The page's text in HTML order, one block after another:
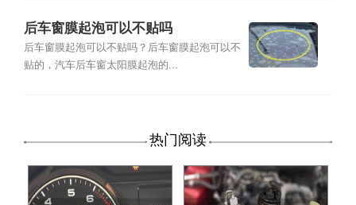
后车窗膜起泡可以不贴吗
后车窗膜起泡可以不贴吗？后车窗膜起泡可以不
贴的，汽车后车窗太阳膜起泡的...
热门阅读